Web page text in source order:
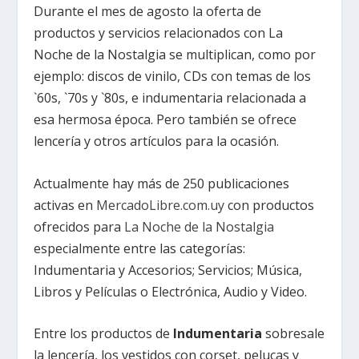
Durante el mes de agosto la oferta de
productos y servicios relacionados con La
Noche de la Nostalgia se multiplican, como por
ejemplo: discos de vinilo, CDs con temas de los
`60s, `70s y `80s, e indumentaria relacionada a
esa hermosa época. Pero también se ofrece
lencería y otros artículos para la ocasión.
Actualmente hay más de 250 publicaciones
activas en MercadoLibre.com.uycon productos
ofrecidos para La Noche de la Nostalgia
especialmente entre las categorías:
Indumentaria y Accesorios; Servicios; Música,
Libros y Películas o Electrónica, Audio y Video.
Entre los productos de Indumentariasobresale
la lencería, los vestidos con corset, pelucas y